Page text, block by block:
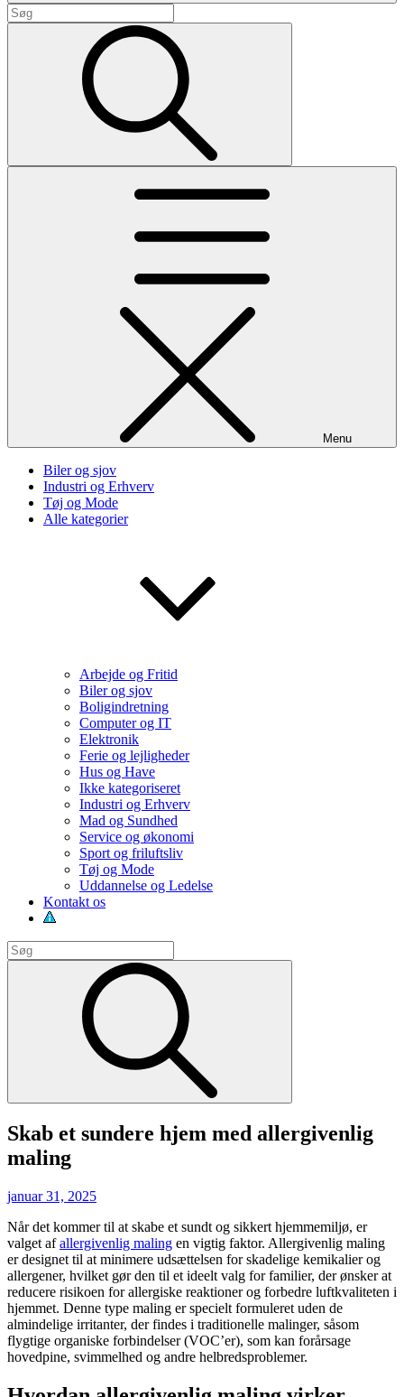
Search
for:
Menu
Biler og sjov
Industri og Erhverv
Tøj og Mode
Alle kategorier
Arbejde og Fritid
Biler og sjov
Boligindretning
Computer og IT
Elektronik
Ferie og lejligheder
Hus og Have
Ikke kategoriseret
Industri og Erhverv
Mad og Sundhed
Service og økonomi
Sport og friluftsliv
Tøj og Mode
Uddannelse og Ledelse
Kontakt os
Search
for:
Skab et sundere hjem med allergivenlig
maling
Posted
januar 31, 2025
Når det kommer til at skabe et sundt og sikkert hjemmemiljø, er
valget afallergivenlig maling en vigtig faktor. Allergivenlig maling
er designet til at minimere udsættelsen for skadelige kemikalier og
allergener, hvilket gør den til et ideelt valg for familier, der ønsker at
reducere risikoen for allergiske reaktioner og forbedre luftkvaliteten i
hjemmet. Denne type maling er specielt formuleret uden de
almindelige irritanter, der findes i traditionelle malinger, såsom
flygtige organiske forbindelser (VOC’er), som kan forårsage
hovedpine, svimmelhed og andre helbredsproblemer.